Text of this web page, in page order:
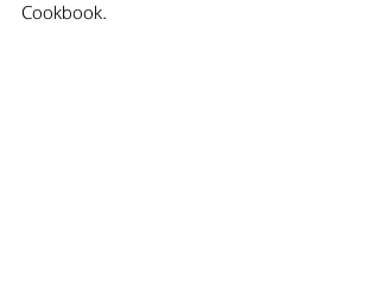
Cookbook.